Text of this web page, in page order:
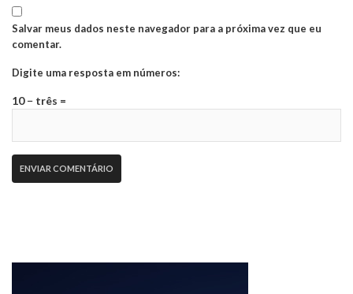
Salvar meus dados neste navegador para a próxima vez que eu
comentar.
Digite uma resposta em números:
10 − três =